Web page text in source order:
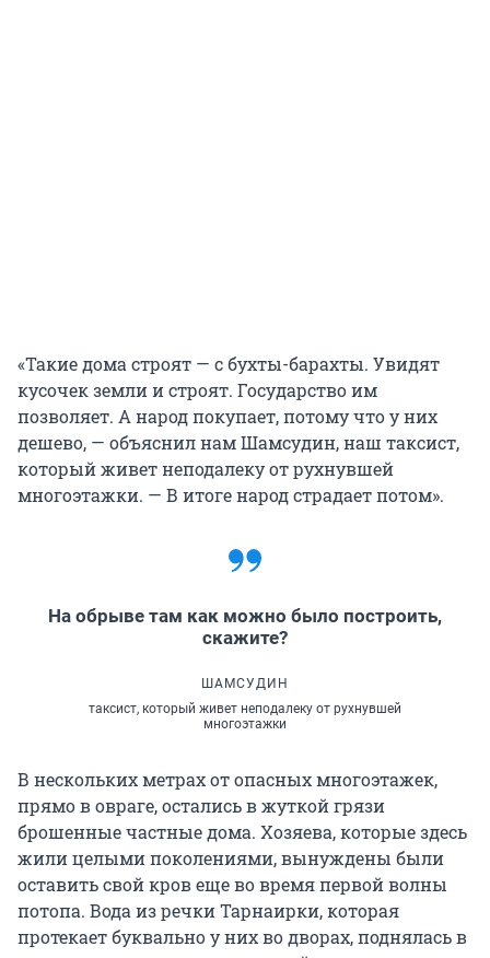
«Такие дома строят — с бухты-барахты. Увидят
кусочек земли и строят. Государство им
позволяет. А народ покупает, потому что у них
дешево, — объяснил нам Шамсудин, наш таксист,
который живет неподалеку от рухнувшей
многоэтажки. — В итоге народ страдает потом».
На обрыве там как можно было построить,
скажите?
ШАМСУДИН
таксист, который живет неподалеку от рухнувшей
многоэтажки
В нескольких метрах от опасных многоэтажек,
прямо в овраге, остались в жуткой грязи
брошенные частные дома. Хозяева, которые здесь
жили целыми поколениями, вынуждены были
оставить свой кров еще во время первой волны
потопа. Вода из речки Тарнаирки, которая
протекает буквально у них во дворах, поднялась в